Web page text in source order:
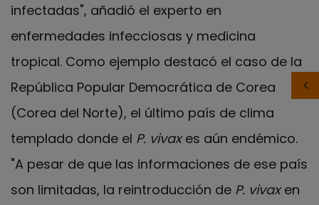
infectadas", añadió el experto en
enfermedades infecciosas y medicina
tropical. Como ejemplo destacó el caso de la
República Popular Democrática de Corea
(Corea del Norte), el último país de clima
templado donde el P. vivaxes aún endémico.
"A pesar de que las informaciones de ese país
son limitadas, la reintroducción de P. vivaxen